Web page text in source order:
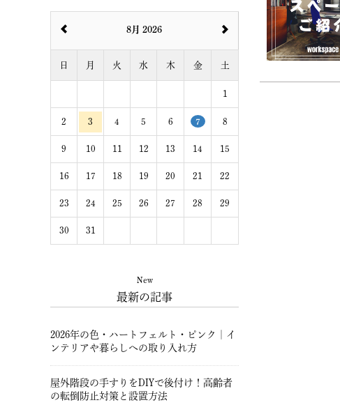
8月 2026
日 月 火 水 木 金 土
1
2 3 4 5 6 7 8
9 10 11 12 13 14 15
16 17 18 19 20 21 22
23 24 25 26 27 28 29
30 31
New
最新の記事
2026年の色・ハートフェルト・ピンク｜イ
ンテリアや暮らしへの取り入れ方
屋外階段の手すりをDIYで後付け！高齢者
の転倒防止対策と設置方法